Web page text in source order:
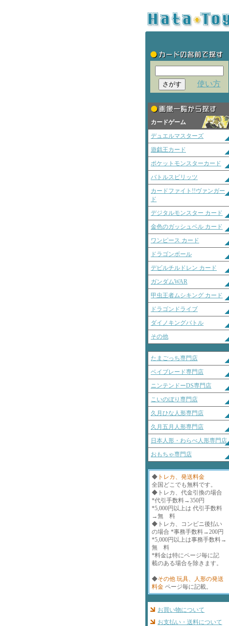
使い方
カードゲーム
デュエルマスターズ
遊戯王カード
ポケットモンスターカード
バトルスピリッツ
カードファイト!!ヴァンガー
ド
デジタルモンスター カード
金色のガッシュベル カード
ワンピース カード
ドラゴンボール
デビルチルドレン カード
ガンダムWAR
甲虫王者ムシキング カード
ドラゴンドライブ
ダイノキングバトル
その他
たまごっち専門店
ベイブレード専門店
ニンテンドーDS専門店
こいのぼり専門店
久月ひな人形専門店
久月五月人形専門店
日本人形・わらべ人形専門店
おもちゃ専門店
◆ トレカ、発送料金
全国どこでも無料です。
◆トレカ、代金引換の場合
*代引手数料→350円
*5,000円以上は 代引手数料
→無 料
◆トレカ、コンビニ後払い
の場合 *事務手数料→200円
*5,000円以上は事務手数料→
無 料
*料金は特にページ毎に記
載のある場合を除きます。
◆その他 玩具、人形の発送
料金 ページ毎に記載。
お買い物について
お支払い・送料について